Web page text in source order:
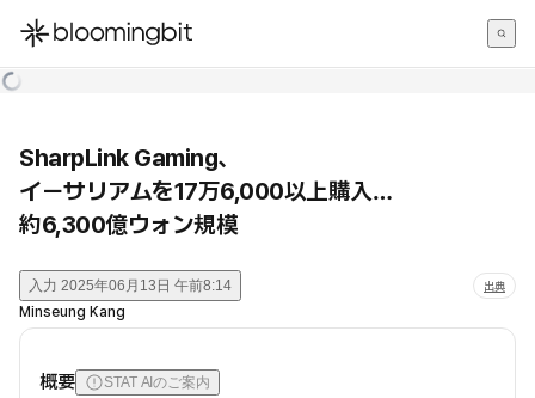
한국어
SharpLink Gaming、
イーサリアムを17万6,000以上購入…
約6,300億ウォン規模
入力 2025年06月13日 午前8:14 出典
Minseung Kang
概要 STAT AIのご案内